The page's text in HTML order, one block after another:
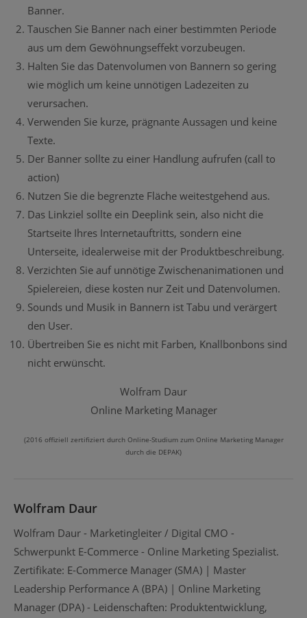
Banner.
Tauschen Sie Banner nach einer bestimmten Periode
aus um dem Gewöhnungseffekt vorzubeugen.
Halten Sie das Datenvolumen von Bannern so gering
wie möglich um keine unnötigen Ladezeiten zu
verursachen.
Verwenden Sie kurze, prägnante Aussagen und keine
Texte.
Der Banner sollte zu einer Handlung aufrufen (call to
action)
Nutzen Sie die begrenzte Fläche weitestgehend aus.
Das Linkziel sollte ein Deeplink sein, also nicht die
Startseite Ihres Internetauftritts, sondern eine
Unterseite, idealerweise mit der Produktbeschreibung.
Verzichten Sie auf unnötige Zwischenanimationen und
Spielereien, diese kosten nur Zeit und Datenvolumen.
Sounds und Musik in Bannern ist Tabu und verärgert
den User.
Übertreiben Sie es nicht mit Farben, Knallbonbons sind
nicht erwünscht.
Wolfram Daur
Online Marketing Manager
(2016 offiziell zertifiziert durch Online-Studium zum Online Marketing Manager
durch die DEPAK)
Wolfram Daur
Wolfram Daur - Marketingleiter / Digital CMO -
Schwerpunkt E-Commerce - Online Marketing Spezialist.
Zertifikate: E-Commerce Manager (SMA) | Master
Leadership Performance A (BPA) | Online Marketing
Manager (DPA) - Leidenschaften: Produktentwicklung,